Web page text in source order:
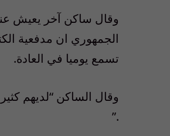
وقال ساكن آخر يعيش
تسمع يوميا في العادة.
.”